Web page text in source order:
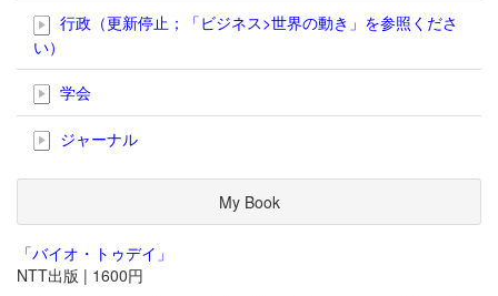
行政（更新停止；「ビジネス>世界の動き」を参照くださ
い）
学会
ジャーナル
My Book
「バイオ・トゥデイ」
NTT出版 | 1600円